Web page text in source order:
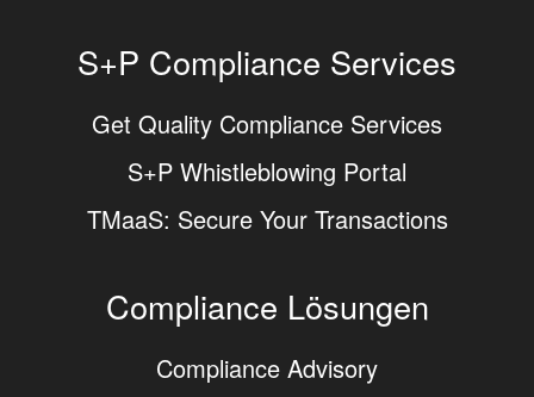
S+P Compliance Services
Get Quality Compliance Services
S+P Whistleblowing Portal
TMaaS: Secure Your Transactions
Compliance Lösungen
Compliance Advisory